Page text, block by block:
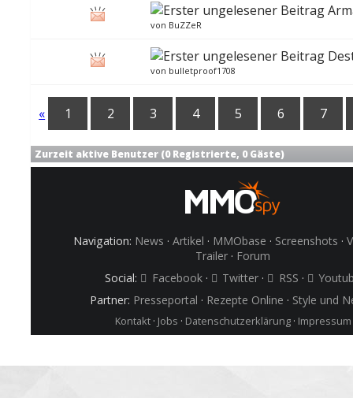
von BuZZeR
von bulletproof1708
« 1 2 3 4 5 6 7
Zurzeit aktive Benutzer (0 Registrierte, 0 Gäste)
Navigation: News ·Artikel · MMObase · Screenshots ·
Trailer · Forum
Social:
Facebook· Twitter · RSS ·
Partner: Presseportal · Rezepte Online · Style und
Kontakt· Jobs · Datenschutzerklärung· Impressum